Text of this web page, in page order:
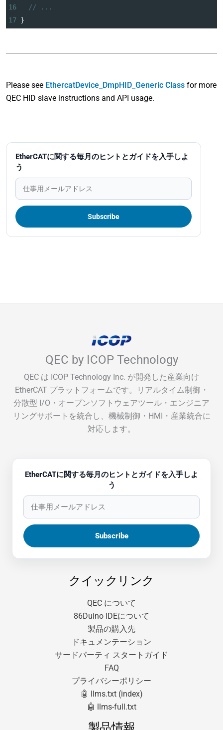
EtherCATに関する毎月のヒントとガイドを入手しよ
う
16
// ...
17 }
Please see EthercatDevice_DmpHID_Generic Class for more
QEC HID slave instructions and API usage.
QEC by ICOP Technology
QEC は ICOP Technology Inc. が開発した産業向け
EtherCAT プラットフォームです。リアルタイム制御・
分散型 I/O・オープンソフトウェアツール・エンジニア
リングサポートを統合し、機械制御・HMI・産業統合に
対応します。
EtherCATに関する毎月のヒントとガイドを入手しよ
う
クイックリンク
QEC について
86Duino IDEについて
製品の購入先
ドキュメンテーション
サードパーティ スタートガイド
FAQ
プライバシーポリシー
🤖 llms.txt (index)
🤖 llms-full.txt